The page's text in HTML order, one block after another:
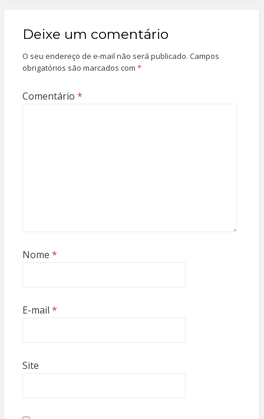
Deixe um comentário
O seu endereço de e-mail não será publicado. Campos
obrigatórios são marcados com *
Comentário *
Nome *
E-mail *
Site